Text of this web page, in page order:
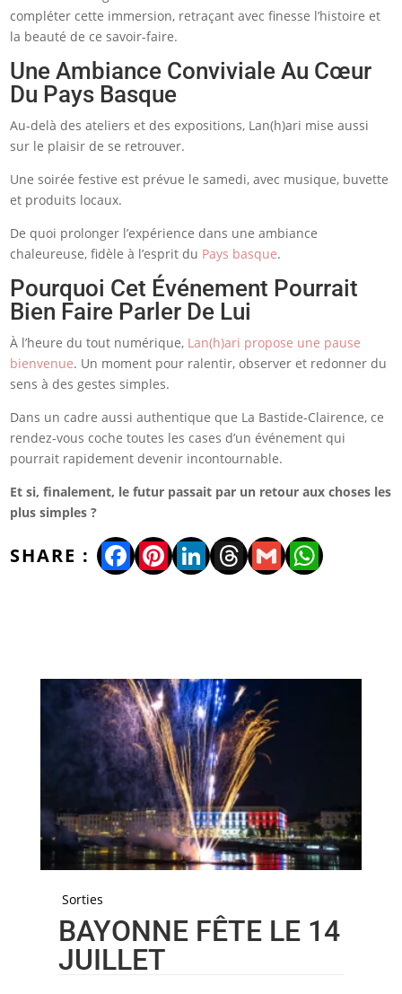
compléter cette immersion, retraçant avec finesse l’histoire et
la beauté de ce savoir-faire.
Une Ambiance Conviviale Au Cœur
Du Pays Basque
Au-delà des ateliers et des expositions, Lan(h)ari mise aussi
sur le plaisir de se retrouver.
Une soirée festive est prévue le samedi, avec musique, buvette
et produits locaux.
De quoi prolonger l’expérience dans une ambiance
chaleureuse, fidèle à l’esprit du Pays basque.
Pourquoi Cet Événement Pourrait
Bien Faire Parler De Lui
À l’heure du tout numérique, Lan(h)ari propose une pause
bienvenue. Un moment pour ralentir, observer et redonner du
sens à des gestes simples.
Dans un cadre aussi authentique que La Bastide-Clairence, ce
rendez-vous coche toutes les cases d’un événement qui
pourrait rapidement devenir incontournable.
Et si, finalement, le futur passait par un retour aux choses les
plus simples ?
Facebook
Pinterest
LinkedIn
Threads
Gmail
Sorties
BAYONNE FÊTE LE 14
JUILLET